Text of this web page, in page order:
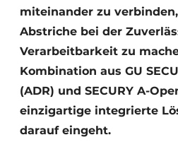
miteinander zu
Abstriche bei der
Verarbeitbarkeit zu
Kombination aus GU
(ADR) und SECURY A-
einzigartige integrierte
darauf eingeht.